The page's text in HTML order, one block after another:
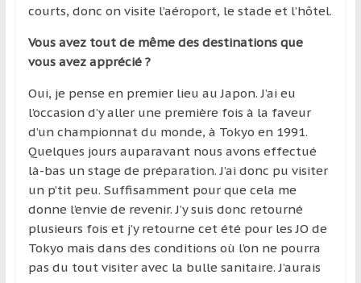
courts, donc on visite l’aéroport, le stade et l’hôtel.
Vous avez tout de même des destinations que
vous avez apprécié ?
Oui, je pense en premier lieu au Japon. J’ai eu
l’occasion d’y aller une première fois à la faveur
d’un championnat du monde, à Tokyo en 1991.
Quelques jours auparavant nous avons effectué
là-bas un stage de préparation. J’ai donc pu visiter
un p’tit peu. Suffisamment pour que cela me
donne l’envie de revenir. J’y suis donc retourné
plusieurs fois et j’y retourne cet été pour les JO de
Tokyo mais dans des conditions où l’on ne pourra
pas du tout visiter avec la bulle sanitaire. J’aurais